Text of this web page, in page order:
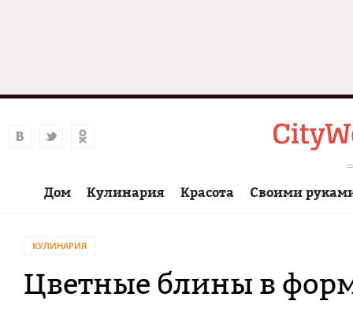
Дом Кулинария Красота Своими
КУЛИНАРИЯ
Цветные блины в